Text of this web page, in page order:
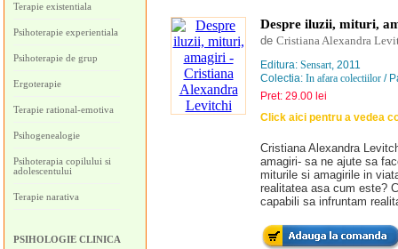
Terapie existentiala
Psihoterapie experientiala
Psihoterapie de grup
Ergoterapie
Terapie rational-emotiva
Psihogenealogie
Psihoterapia copilului si
adolescentului
Terapie narativa
PSIHOLOGIE CLINICA
Despre iluzii, mituri,
de Cristiana Alexandra
Editura: Sensart, 2011
Colectia: In afara colectiilor /
Pret: 29.00 lei
Click aici pentru a vedea
Cristiana Alexandra
amagiri- sa ne ajute sa
miturile si amagirile in
realitatea asa cum este?
capabili sa infruntam